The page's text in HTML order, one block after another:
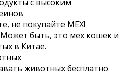
не покупайте МЕХ!
быть, это мех кошек и
в Китае.
животных бесплатно